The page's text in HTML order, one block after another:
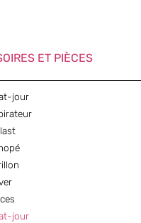
ET PIÈCES
jour
jour